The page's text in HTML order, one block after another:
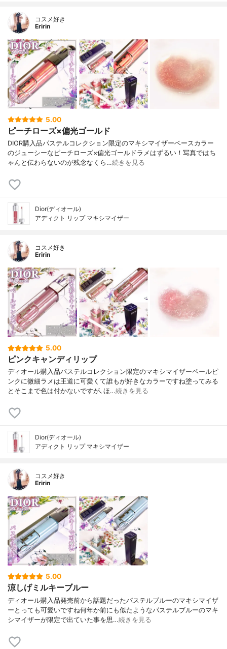
コスメ好き
Eririn
5.00
ピーチローズ×偏光ゴールド
DIOR購入品パステルコレクション限定のマキシマイザーベースカラー
のジューシーなピーチローズ×偏光ゴールドラメはずるい！写真ではち
ゃんと伝わらないのが残念なくら…続きを見る
Dior(ディオール)
アディクト リップ マキシマイザー
コスメ好き
Eririn
5.00
ピンクキャンディリップ
ディオール購入品パステルコレクション限定のマキシマイザーペールピ
ンクに微細ラメは王道に可愛くて誰もが好きなカラーですね塗ってみる
とそこまで色は付かないですが､ほ…続きを見る
Dior(ディオール)
アディクト リップ マキシマイザー
コスメ好き
Eririn
5.00
涼しげミルキーブルー
ディオール購入品発売前から話題だったパステルブルーのマキシマイザ
ーとっても可愛いですね何年か前にも似たようなパステルブルーのマキ
シマイザーが限定で出ていた事を思…続きを見る